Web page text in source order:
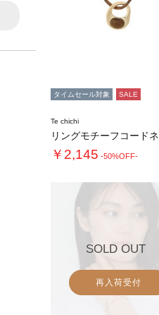
タイムセール対象 SALE
Te chichi
￥2,145 -50%OFF-
SOLD OUT
再入荷受付